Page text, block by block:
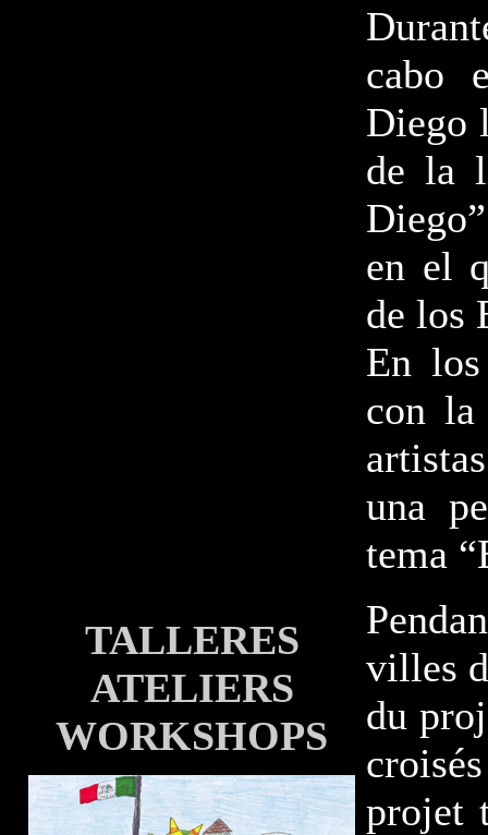
TALLERES
ATELIERS
WORKSHOPS
cabo
Diego
de la
en el
de los
En
con la
una
tema
villes
du
projet